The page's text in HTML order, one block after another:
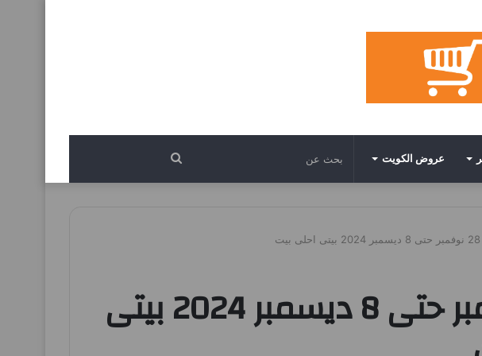
عروض الكويت بحث
عروض كي إم الفجيرة اليوم 28 نوفمبر حتى 8 ديسمبر 2024 بيتى